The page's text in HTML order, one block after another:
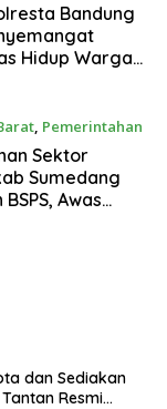
Bandung
Hidup Warga
, Pemerintahan
Sektor
Sumedang
Awas
dan Sediakan
Resmi